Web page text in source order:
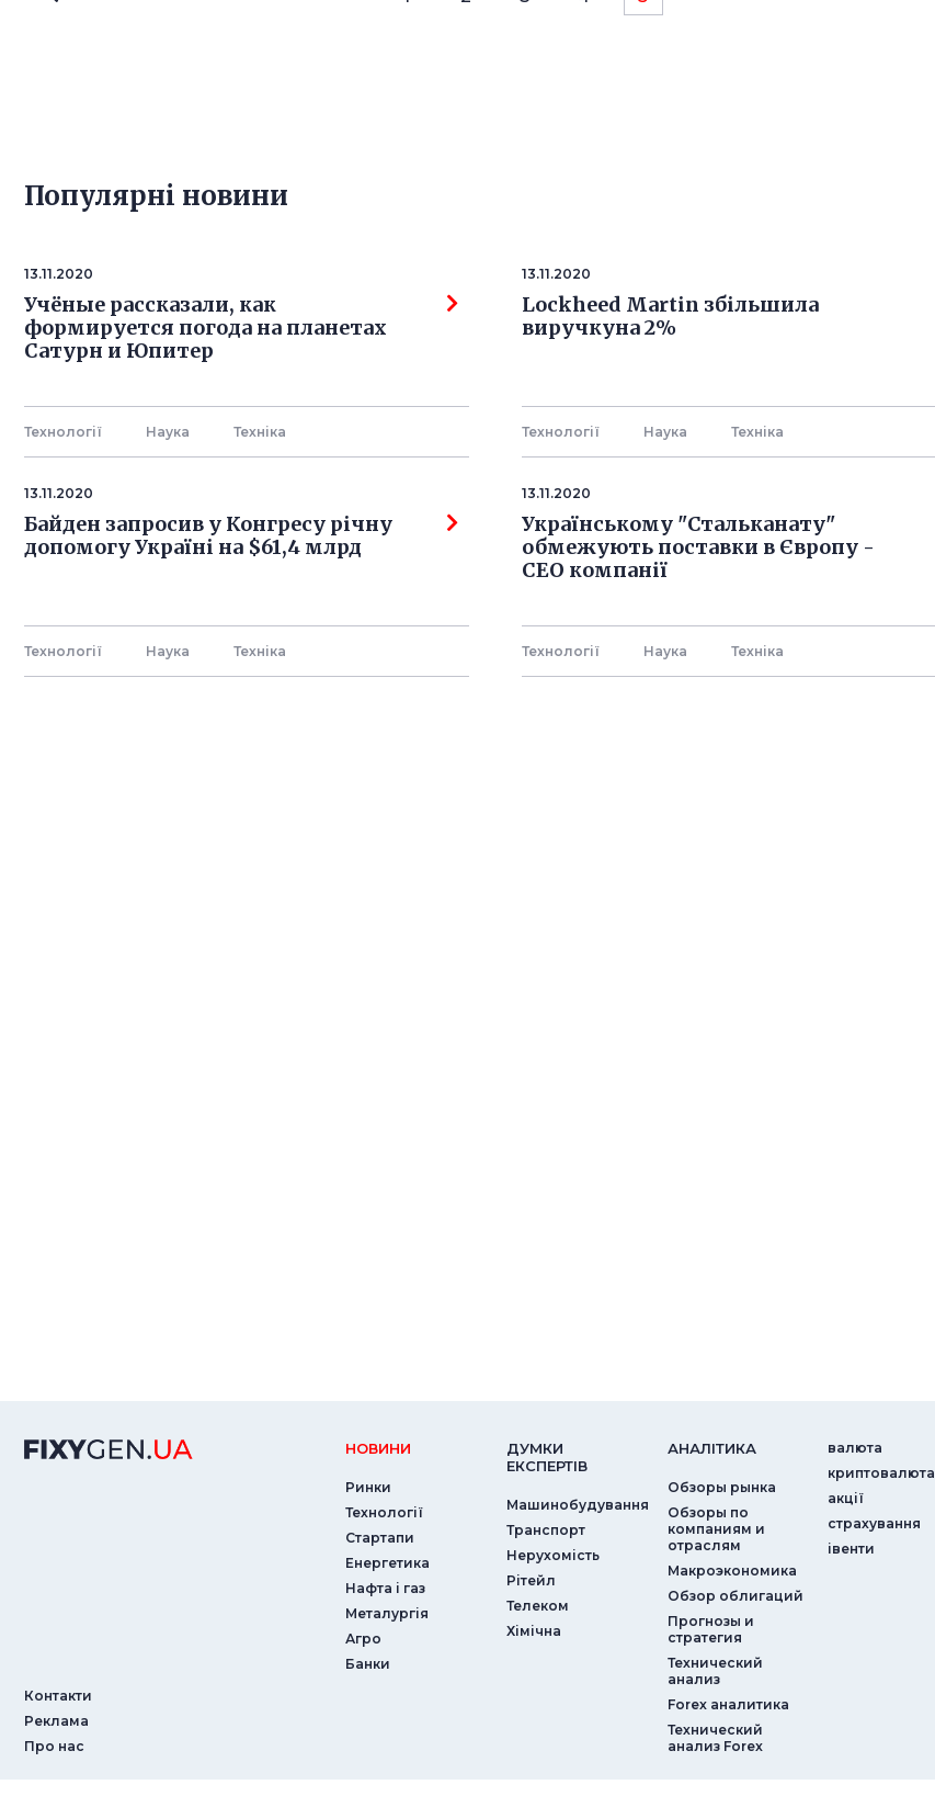
Популярнi новини
13.11.2020
Учёные рассказали, как
формируется погода на планетах
Сатурн и Юпитер
Технології Наука Технiка
13.11.2020
Lockheed Martin збільшила
виручкуна 2%
Технології Наука Технiка
13.11.2020
Байден запросив у Конгресу річну
допомогу Україні на $61,4 млрд
Технології Наука Технiка
13.11.2020
Українському "Стальканату"
обмежують поставки в Європу -
СЕО компанії
Технології Наука Технiка
Контакти
Реклама
Про нас
НОВИНИ
Ринки
Технології
Стартапи
Енергетика
Нафта і газ
Металургія
Агро
Банки
ДУМКИ
ЕКСПЕРТIВ
Машинобудування
Транспорт
Нерухомість
Рітейл
Телеком
Хімічна
АНАЛIТИКА
Обзоры рынка
Обзоры по
компаниям и
отраслям
Макроэкономика
Обзор облигаций
Прогнозы и
стратегия
Технический
анализ
Forex аналитика
Технический
анализ Forex
валюта
криптовалюта
акції
страхування
iвенти